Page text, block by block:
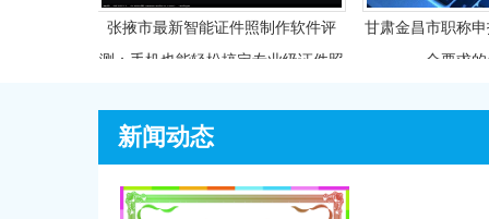
张掖市最新智能证件照制作软件评
测：手机也能轻松搞定专业级证件照
甘肃金昌市职称申报条
合要求的你别
新闻动态